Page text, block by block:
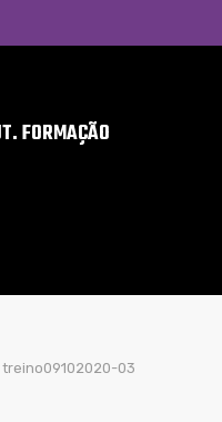
FORMAÇÃO
treino09102020-03